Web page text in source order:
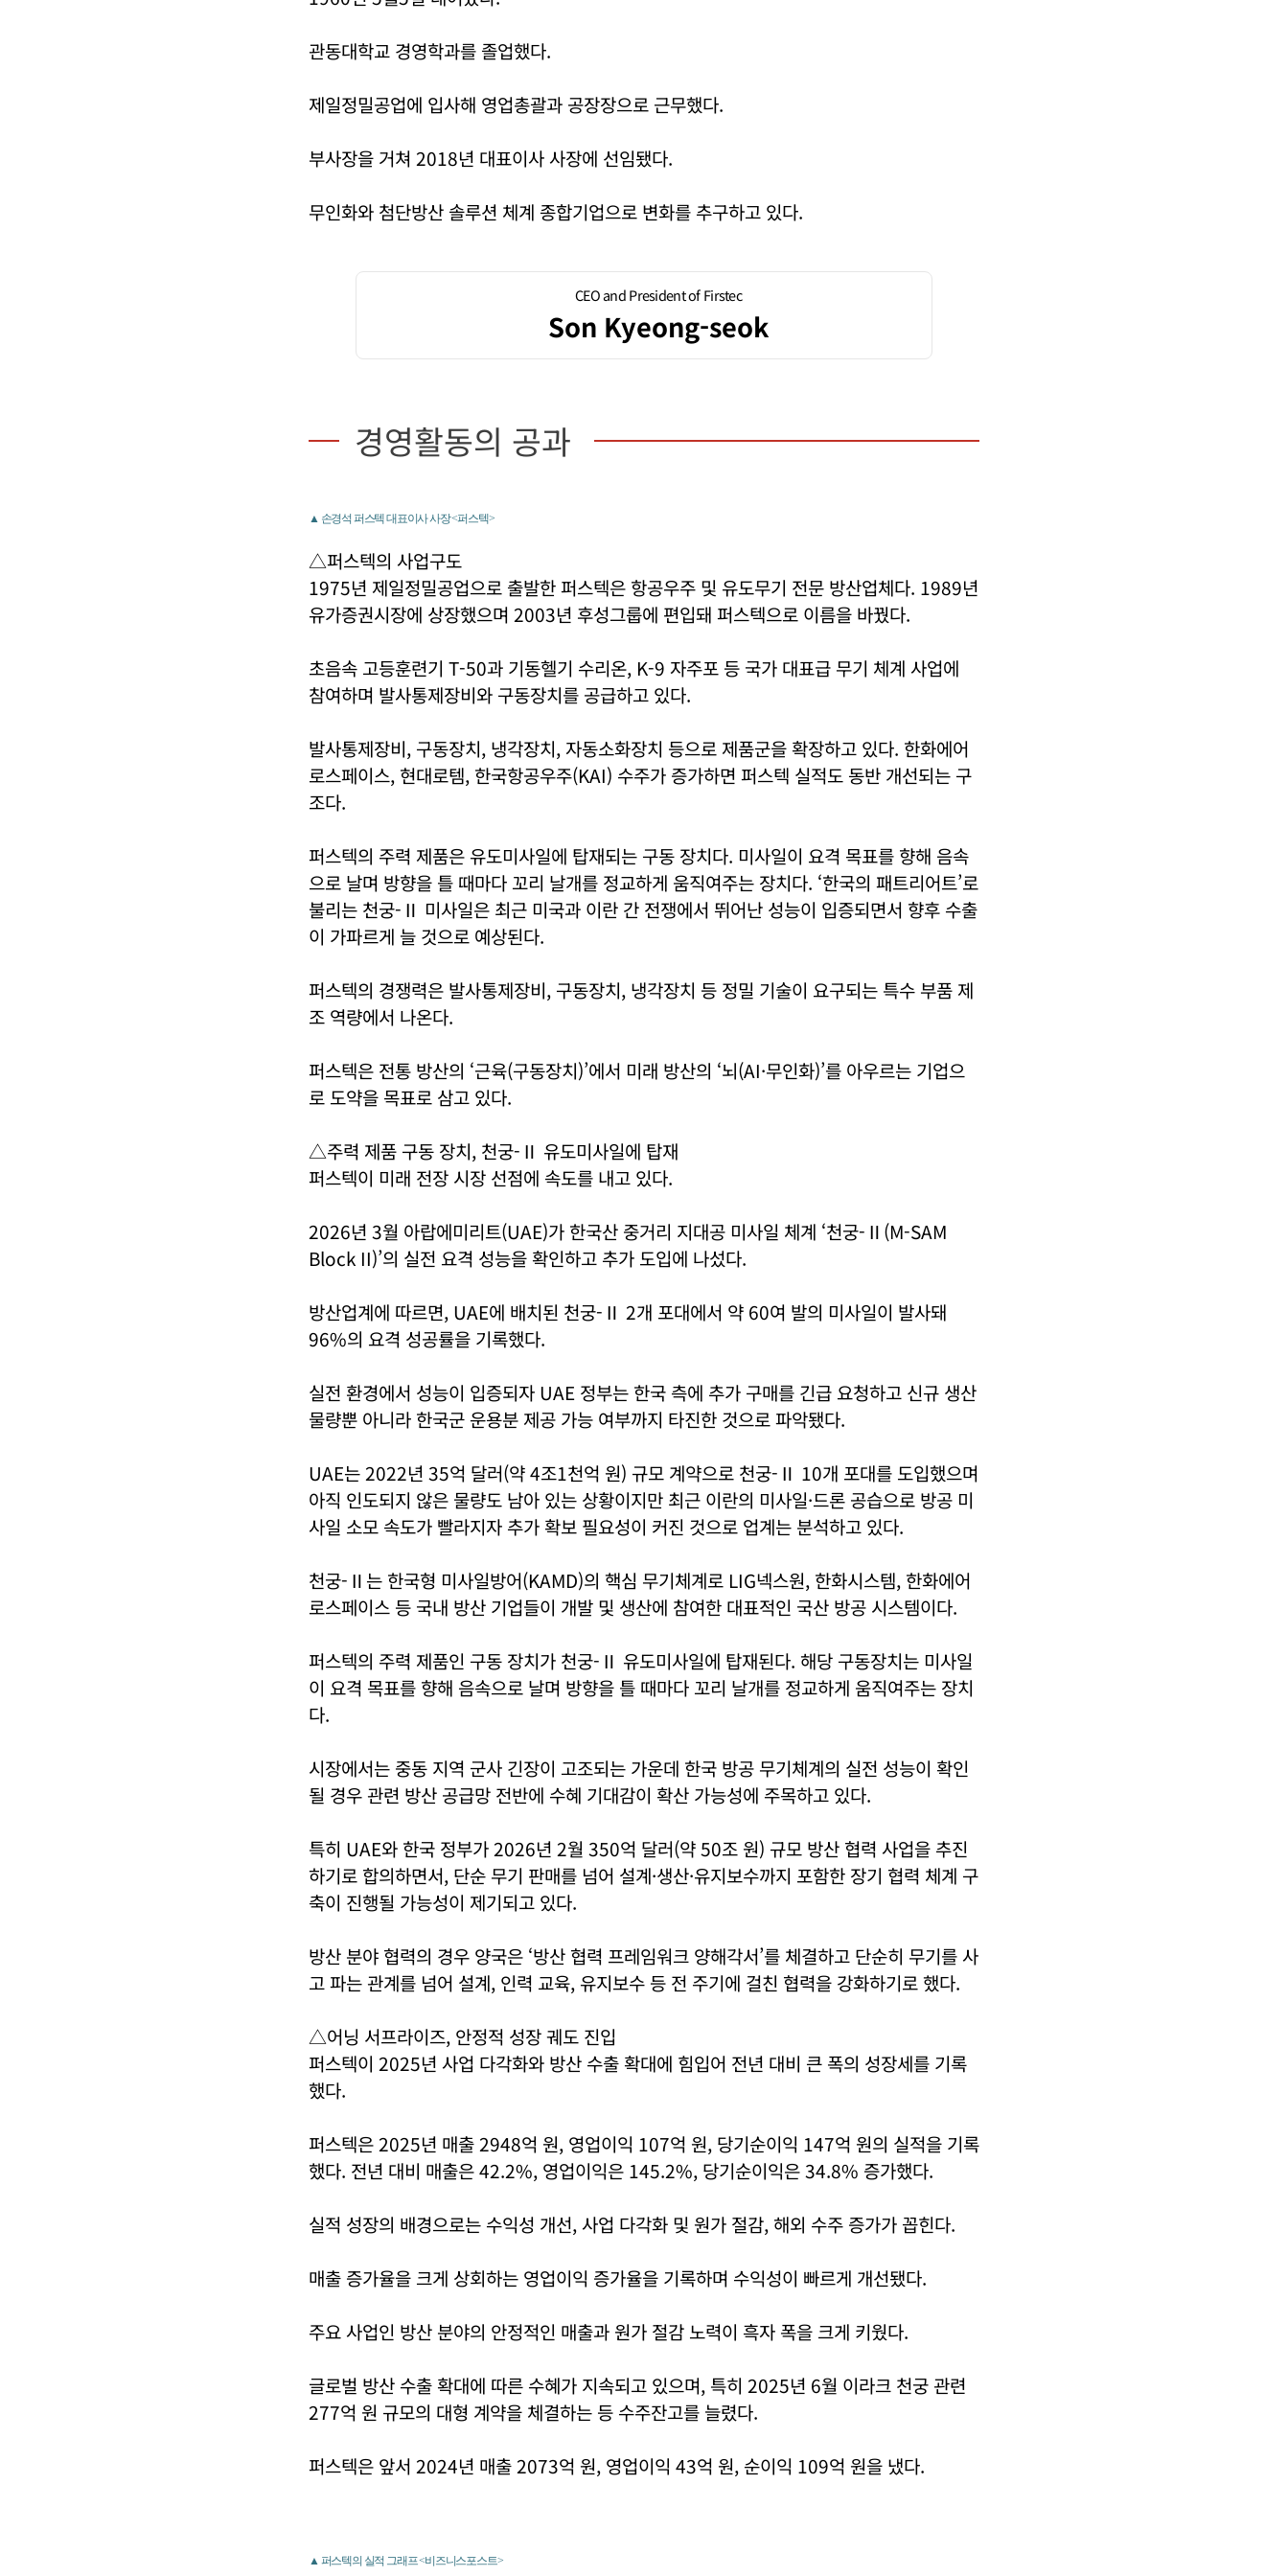
관동대학교 경영학과를 졸업했다.
제일정밀공업에 입사해 영업총괄과 공장장으로 근무했다.
부사장을 거쳐 2018년 대표이사 사장에 선임됐다.
무인화와 첨단방산 솔루션 체계 종합기업으로 변화를 추구하고 있다.
CEO and President of Firstec
Son Kyeong-seok
경영활동의 공과
▲ 손경석 퍼스텍 대표이사 사장 <퍼스텍>
△퍼스텍의 사업구도
1975년 제일정밀공업으로 출발한 퍼스텍은 항공우주 및 유도무기 전문 방산업체다. 1989년
유가증권시장에 상장했으며 2003년 후성그룹에 편입돼 퍼스텍으로 이름을 바꿨다.
초음속 고등훈련기 T-50과 기동헬기 수리온, K-9 자주포 등 국가 대표급 무기 체계 사업에
참여하며 발사통제장비와 구동장치를 공급하고 있다.
발사통제장비, 구동장치, 냉각장치, 자동소화장치 등으로 제품군을 확장하고 있다. 한화에어
로스페이스, 현대로템, 한국항공우주(KAI) 수주가 증가하면 퍼스텍 실적도 동반 개선되는 구
조다.
퍼스텍의 주력 제품은 유도미사일에 탑재되는 구동 장치다. 미사일이 요격 목표를 향해 음속
으로 날며 방향을 틀 때마다 꼬리 날개를 정교하게 움직여주는 장치다. ‘한국의 패트리어트’로
불리는 천궁-Ⅱ 미사일은 최근 미국과 이란 간 전쟁에서 뛰어난 성능이 입증되면서 향후 수출
이 가파르게 늘 것으로 예상된다.
퍼스텍의 경쟁력은 발사통제장비, 구동장치, 냉각장치 등 정밀 기술이 요구되는 특수 부품 제
조 역량에서 나온다.
퍼스텍은 전통 방산의 ‘근육(구동장치)’에서 미래 방산의 ‘뇌(AI·무인화)’를 아우르는 기업으
로 도약을 목표로 삼고 있다.
△주력 제품 구동 장치, 천궁-Ⅱ 유도미사일에 탑재
퍼스텍이 미래 전장 시장 선점에 속도를 내고 있다.
2026년 3월 아랍에미리트(UAE)가 한국산 중거리 지대공 미사일 체계 ‘천궁-Ⅱ(M-SAM
Block II)’의 실전 요격 성능을 확인하고 추가 도입에 나섰다.
방산업계에 따르면, UAE에 배치된 천궁-Ⅱ 2개 포대에서 약 60여 발의 미사일이 발사돼
96%의 요격 성공률을 기록했다.
실전 환경에서 성능이 입증되자 UAE 정부는 한국 측에 추가 구매를 긴급 요청하고 신규 생산
물량뿐 아니라 한국군 운용분 제공 가능 여부까지 타진한 것으로 파악됐다.
UAE는 2022년 35억 달러(약 4조1천억 원) 규모 계약으로 천궁-Ⅱ 10개 포대를 도입했으며
아직 인도되지 않은 물량도 남아 있는 상황이지만 최근 이란의 미사일·드론 공습으로 방공 미
사일 소모 속도가 빨라지자 추가 확보 필요성이 커진 것으로 업계는 분석하고 있다.
천궁-Ⅱ는 한국형 미사일방어(KAMD)의 핵심 무기체계로 LIG넥스원, 한화시스템, 한화에어
로스페이스 등 국내 방산 기업들이 개발 및 생산에 참여한 대표적인 국산 방공 시스템이다.
퍼스텍의 주력 제품인 구동 장치가 천궁-Ⅱ 유도미사일에 탑재된다. 해당 구동장치는 미사일
이 요격 목표를 향해 음속으로 날며 방향을 틀 때마다 꼬리 날개를 정교하게 움직여주는 장치
다.
시장에서는 중동 지역 군사 긴장이 고조되는 가운데 한국 방공 무기체계의 실전 성능이 확인
될 경우 관련 방산 공급망 전반에 수혜 기대감이 확산 가능성에 주목하고 있다.
특히 UAE와 한국 정부가 2026년 2월 350억 달러(약 50조 원) 규모 방산 협력 사업을 추진
하기로 합의하면서, 단순 무기 판매를 넘어 설계·생산·유지보수까지 포함한 장기 협력 체계 구
축이 진행될 가능성이 제기되고 있다.
방산 분야 협력의 경우 양국은 ‘방산 협력 프레임워크 양해각서’를 체결하고 단순히 무기를 사
고 파는 관계를 넘어 설계, 인력 교육, 유지보수 등 전 주기에 걸친 협력을 강화하기로 했다.
△어닝 서프라이즈, 안정적 성장 궤도 진입
퍼스텍이 2025년 사업 다각화와 방산 수출 확대에 힘입어 전년 대비 큰 폭의 성장세를 기록
했다.
퍼스텍은 2025년 매출 2948억 원, 영업이익 107억 원, 당기순이익 147억 원의 실적을 기록
했다. 전년 대비 매출은 42.2%, 영업이익은 145.2%, 당기순이익은 34.8% 증가했다.
실적 성장의 배경으로는 수익성 개선, 사업 다각화 및 원가 절감, 해외 수주 증가가 꼽힌다.
매출 증가율을 크게 상회하는 영업이익 증가율을 기록하며 수익성이 빠르게 개선됐다.
주요 사업인 방산 분야의 안정적인 매출과 원가 절감 노력이 흑자 폭을 크게 키웠다.
글로벌 방산 수출 확대에 따른 수혜가 지속되고 있으며, 특히 2025년 6월 이라크 천궁 관련
277억 원 규모의 대형 계약을 체결하는 등 수주잔고를 늘렸다.
퍼스텍은 앞서 2024년 매출 2073억 원, 영업이익 43억 원, 순이익 109억 원을 냈다.
▲ 퍼스텍의 실적 그래프 <비즈니스포스트>